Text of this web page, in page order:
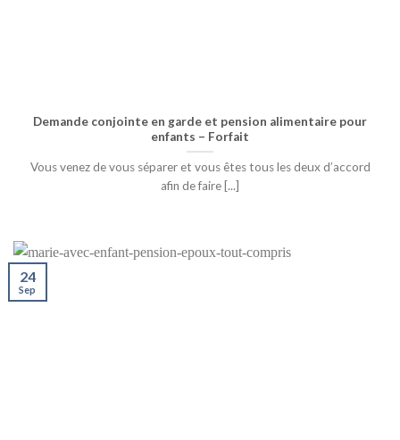
Demande conjointe en garde et pension alimentaire pour
enfants – Forfait
Vous venez de vous séparer et vous êtes tous les deux d’accord
afin de faire [...]
24
Sep